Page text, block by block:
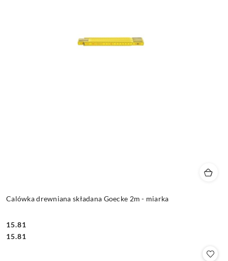
Calówka drewniana składana Goecke 2m - miarka
Cena:
15.81
Cena:
15.81